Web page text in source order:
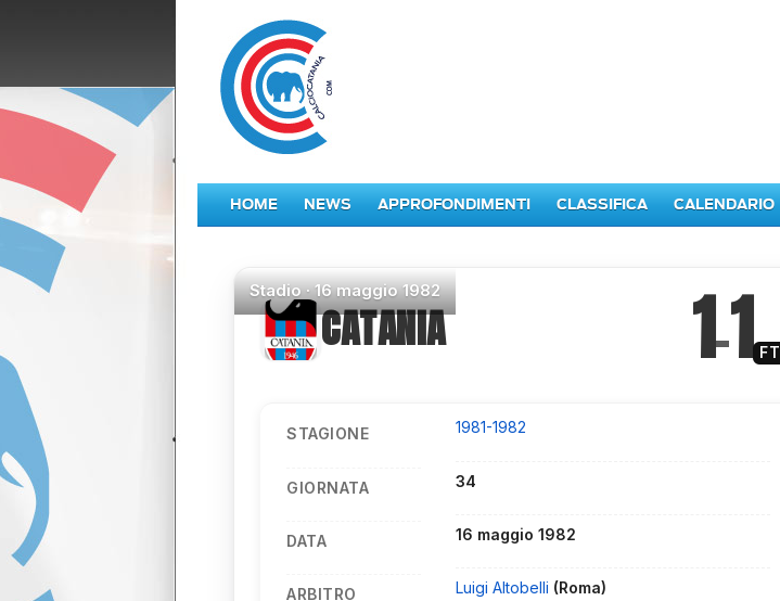
HOME NEWS APPROFONDIMENTI CLASSIFICA CALENDARIO
Stadio·16 maggio 1982
CATANIA 1–1 FT
STAGIONE 1981-1982
GIORNATA 34
DATA 16 maggio 1982
ARBITRO Luigi Altobelli (Roma)